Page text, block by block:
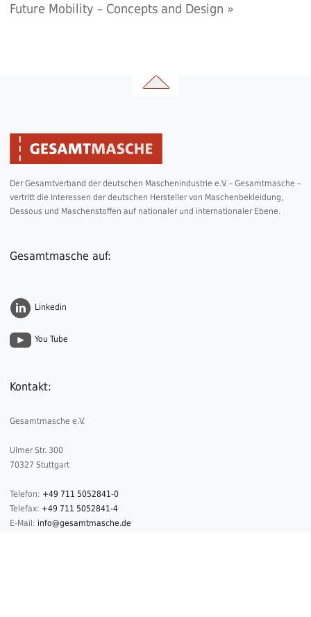
Future Mobility – Concepts and Design »
Der Gesamtverband der deutschen Maschenindustrie e.V. – Gesamtmasche –
vertritt die Interessen der deutschen Hersteller von Maschenbekleidung,
Dessous und Maschenstoffen auf nationaler und internationaler Ebene.
Gesamtmasche auf:
Linkedin
You Tube
Kontakt:
Gesamtmasche e.V.
Ulmer Str. 300
70327 Stuttgart
Telefon: +49 711 5052841-0
Telefax: +49 711 5052841-4
E-Mail: info@gesamtmasche.de